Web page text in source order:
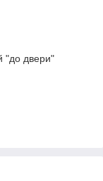
"до двери"